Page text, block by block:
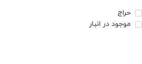
حراج
موجود در انبار